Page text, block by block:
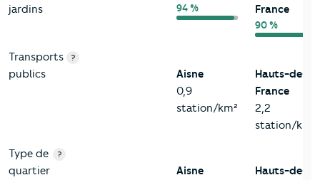
jardins
94 %
France
90 %
Transports
publics
?
Aisne
0,9
station/km²
Hauts-de-
France
2,2
station/km²
Type de
quartier
?
Aisne Hauts-de-